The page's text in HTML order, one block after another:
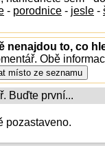
- porodnice - jesle -
nenajdou to, co
Obě
Buďte první...
pozastaveno.